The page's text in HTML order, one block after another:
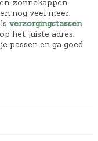
zonnekappen,
nog veel meer.
verzorgingstassen
het juiste adres.
passen en ga goed